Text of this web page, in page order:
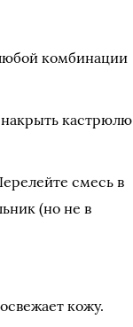
комбинации
накрыть кастрюлю
смесь в
(но не в
кожу.